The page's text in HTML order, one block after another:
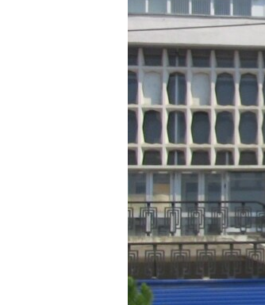
КРЫМ.НЕПОКОРЕННЫЙ
УКРАИНСКАЯ ПРОБЛЕМА КРЫМА